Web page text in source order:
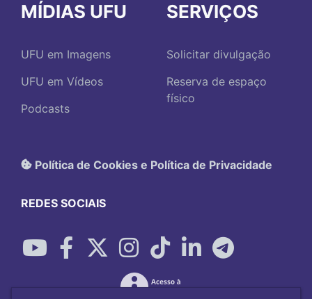
MÍDIAS UFU
UFU em Imagens
UFU em Vídeos
Podcasts
SERVIÇOS
Solicitar divulgação
Reserva de espaço
físico
Política de Cookies e Política de Privacidade
REDES SOCIAIS